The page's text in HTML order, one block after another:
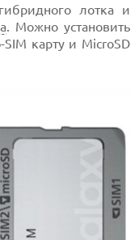
лотка и
. Можно установить
карту и MicroSD